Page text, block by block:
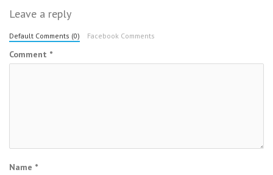
Leave a reply
Default Comments (0) Facebook Comments
Comment *
Name *